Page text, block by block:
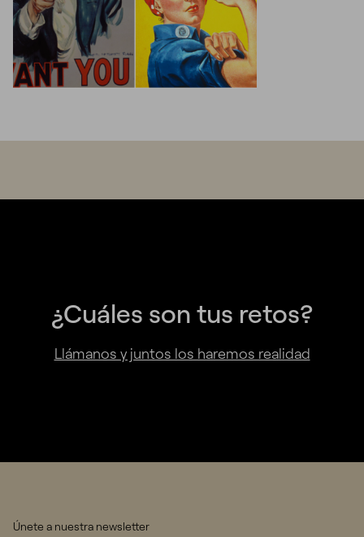
¿Cuáles son tus retos?
Llámanos y juntos los haremos realidad
Únete a nuestra newsletter